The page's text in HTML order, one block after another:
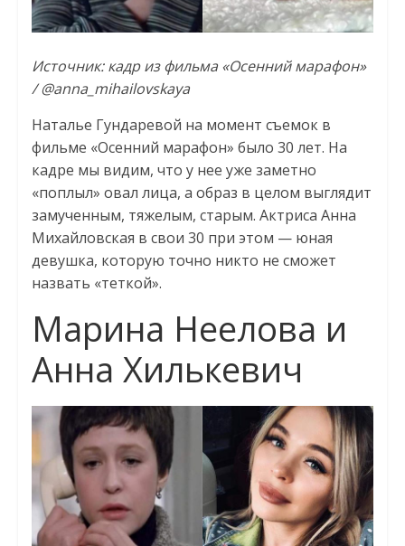
Источник: кадр из фильма «Осенний марафон»
/ @anna_mihailovskaya
Наталье Гундаревой на момент съемок в
фильме «Осенний марафон» было 30 лет. На
кадре мы видим, что у нее уже заметно
«поплыл» овал лица, а образ в целом выглядит
замученным, тяжелым, старым. Актриса Анна
Михайловская в свои 30 при этом — юная
девушка, которую точно никто не сможет
назвать «теткой».
Марина Неелова и
Анна Хилькевич